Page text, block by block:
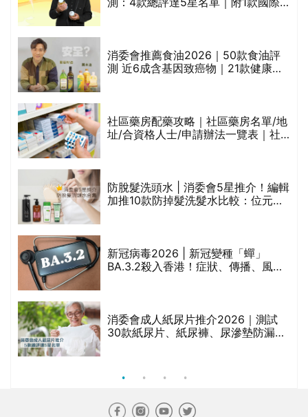
消委會推薦食油2026｜50款食油評
測 近6成含基因致癌物｜21款健康煮
社區藥房配藥攻略｜社區藥房名單/地
址/合資格人士/申請辦法一覽表｜社
防脫髮洗頭水 | 消委會5星推介！編輯
加推10款防掉髮洗髮水比較：位元
新冠病毒2026 | 新冠變種「蟬」
BA.3.2殺入香港！症狀、傳播、風險
消委會成人紙尿片推介2026｜測試
30款紙尿片、紙尿褲、尿滲墊防漏表